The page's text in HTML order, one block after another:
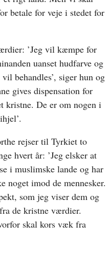
betale for veje i stedet for
’Jeg vil kæmpe for
uanset hudfarve og
behandles’, siger hun og
gives dispensation for
kristne. De er om nogen i
rejser til Tyrkiet to
hvert år: ’Jeg elsker at
i muslimske lande og har
noget imod de mennesker.
som jeg viser dem og
de kristne værdier.
skal kors væk fra